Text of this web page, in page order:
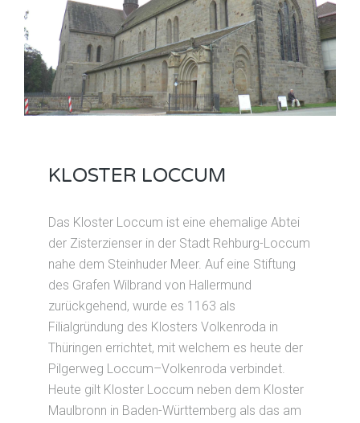
KLOSTER LOCCUM
Das Kloster Loccum ist eine ehemalige Abtei
der Zisterzienser in der Stadt Rehburg-Loccum
nahe dem Steinhuder Meer. Auf eine Stiftung
des Grafen Wilbrand von Hallermund
zurückgehend, wurde es 1163 als
Filialgründung des Klosters Volkenroda in
Thüringen errichtet, mit welchem es heute der
Pilgerweg Loccum–Volkenroda verbindet.
Heute gilt Kloster Loccum neben dem Kloster
Maulbronn in Baden-Württemberg als das am